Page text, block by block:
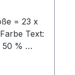
= 23 x
Text: